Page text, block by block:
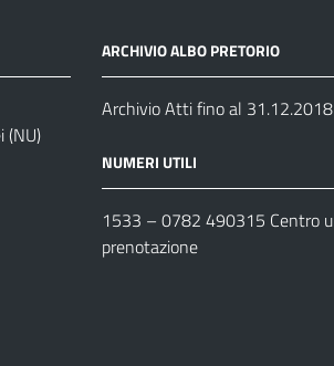
(NU)
ARCHIVIO ALBO PRETORIO
Archivio Atti fino al 31.12.2018
NUMERI UTILI
1533 – 0782 490315 Centro
prenotazione